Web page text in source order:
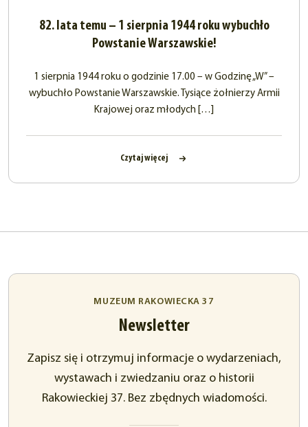
82. lata temu – 1 sierpnia 1944 roku wybuchło
Powstanie Warszawskie!
1 sierpnia 1944 roku o godzinie 17.00 – w Godzinę „W” –
wybuchło Powstanie Warszawskie. Tysiące żołnierzy Armii
Krajowej oraz młodych […]
Czytaj więcej
MUZEUM RAKOWIECKA 37
Newsletter
Zapisz się i otrzymuj informacje o wydarzeniach,
wystawach i zwiedzaniu oraz o historii
Rakowieckiej 37. Bez zbędnych wiadomości.